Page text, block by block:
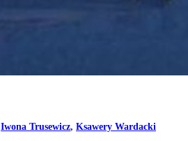
Iwona Trusewicz, Ksawery Wardacki